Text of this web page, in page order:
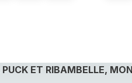
ET RIBAMBELLE,